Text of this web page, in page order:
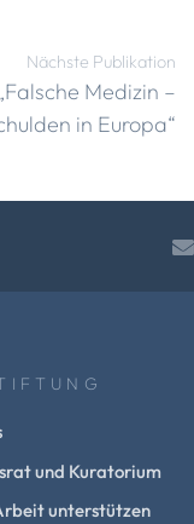
Nächste Publikation
Medizin –
in Europa“
und Kuratorium
unterstützen